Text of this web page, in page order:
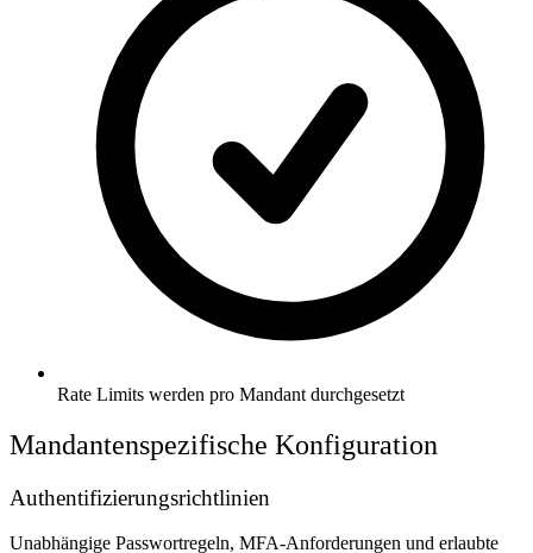
Rate Limits werden pro Mandant durchgesetzt
Mandantenspezifische Konfiguration
Authentifizierungsrichtlinien
Unabhängige Passwortregeln, MFA-Anforderungen und erlaubte